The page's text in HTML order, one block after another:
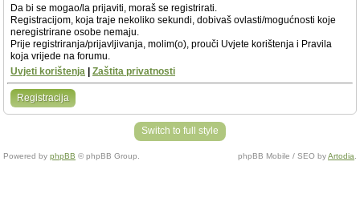
Da bi se mogao/la prijaviti, moraš se registrirati.
Registracijom, koja traje nekoliko sekundi, dobivaš ovlasti/mogućnosti koje
neregistrirane osobe nemaju.
Prije registriranja/prijavljivanja, molim(o), prouči Uvjete korištenja i Pravila
koja vrijede na forumu.
Uvjeti korištenja
Zaštita privatnosti
Registracija
Switch to full style
Powered by phpBB © phpBB Group. phpBB Mobile / SEO byArtodia